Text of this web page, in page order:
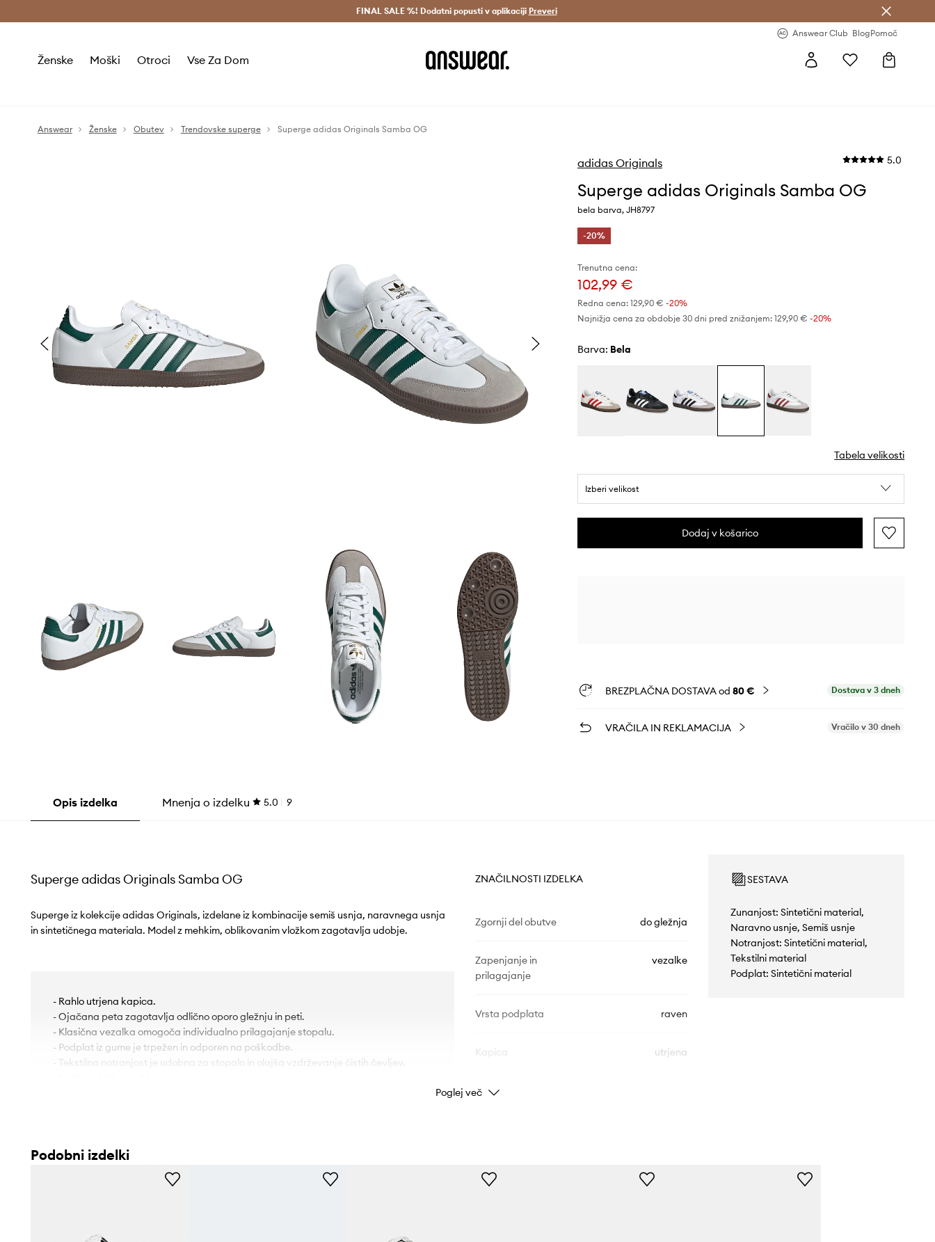
Dostava v 3 dneh > Prihrani z vpisom v Answear Club >
FINAL SALE %! Dodatni popusti v aplikaciji Preveri
Answear Club BlogPomoč
Ženske Moški Otroci Vse Za Dom
Answear Ženske Obutev Trendovske superge Superge adidas Originals Samba OG
adidas Originals 5.0
Superge adidas Originals Samba OG
bela barva, JH8797
-20%
Trenutna cena:
102,99 €
Redna cena: 129,90 € -20%
Najnižja cena za obdobje 30 dni pred znižanjem: 129,90 € -20%
Barva: bela
Tabela velikosti
Izberi velikost
Dodaj v košarico
BREZPLAČNA DOSTAVA od 80 € Dostava v 3 dneh
VRAČILA IN REKLAMACIJA Vračilo v 30 dneh
Opis izdelka Mnenja o izdelku 5.0 9
Superge adidas Originals Samba OG
Superge iz kolekcije adidas Originals, izdelane iz kombinacije semiš usnja, naravnega usnja
in sintetičnega materiala. Model z mehkim, oblikovanim vložkom zagotavlja udobje.
- Rahlo utrjena kapica.
- Ojačana peta zagotavlja odlično oporo gležnju in peti.
- Klasična vezalka omogoča individualno prilagajanje stopalu.
- Podplat iz gume je trpežen in odporen na poškodbe.
- Tekstilna notranjost je udobna za stopalo in olajša vzdrževanje čistih čevljev.
ZNAČILNOSTI IZDELKA
Zgornji del obutve do gležnja
Zapenjanje in
prilagajanje
vezalke
Vrsta podplata raven
Kapica utrjena
Barva
SESTAVA
Zunanjost: Sintetični material,
Naravno usnje, Semiš usnje
Notranjost: Sintetični material,
Tekstilni material
Podplat: Sintetični material
Poglej več
Podobni izdelki